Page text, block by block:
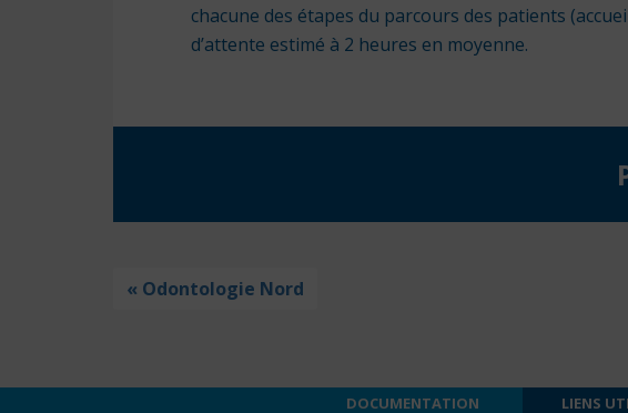
chacune des étapes du parcours des patients
d’attente estimé à 2 heures en moyenne.
« Odontologie Nord
DOCUMENTATION LIENS